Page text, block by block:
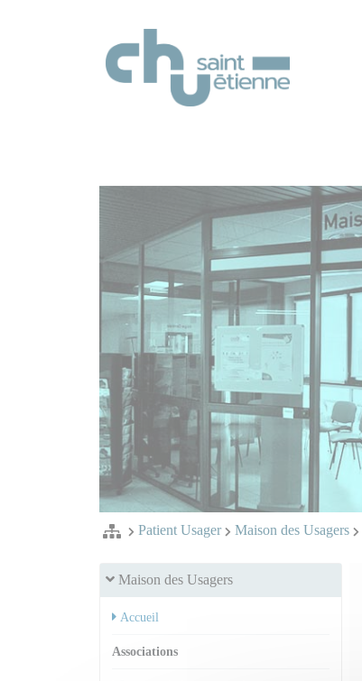
Patient Usager Maison des Usagers
Maison des Usagers
Accueil
Associations